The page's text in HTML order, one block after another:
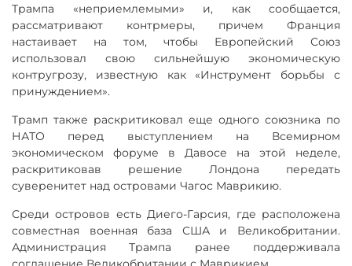
Трампа «неприемлемыми» и, как сообщается,
рассматривают контрмеры, причем Франция
настаивает на том, чтобы Европейский Союз
использовал свою сильнейшую экономическую
контругрозу, известную как «Инструмент борьбы с
принуждением».
Трамп также раскритиковал еще одного союзника по
НАТО перед выступлением на Всемирном
экономическом форуме в Давосе на этой неделе,
раскритиковав решение Лондона передать
суверенитет над островами Чагос Маврикию.
Среди островов есть Диего-Гарсия, где расположена
совместная военная база США и Великобритании.
Администрация Трампа ранее поддерживала